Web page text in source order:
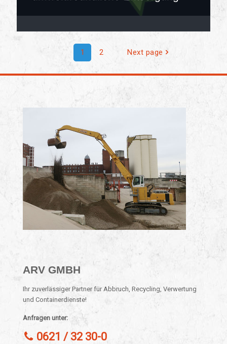
1 2 Next page
ARV GMBH
Ihr zuverlässiger Partner für Abbruch, Recycling, Verwertung
und Containerdienste!
Anfragen unter:
0621 / 32 30-0